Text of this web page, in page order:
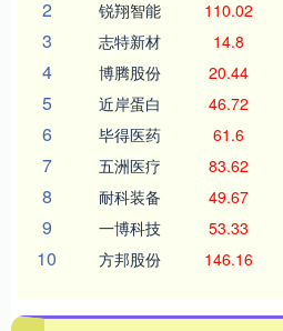
2 锐翔智能 110.02
3 志特新材 14.8
4 博腾股份 20.44
5 近岸蛋白 46.72
6 毕得医药 61.6
7 五洲医疗 83.62
8 耐科装备 49.67
9 一博科技 53.33
10 方邦股份 146.16